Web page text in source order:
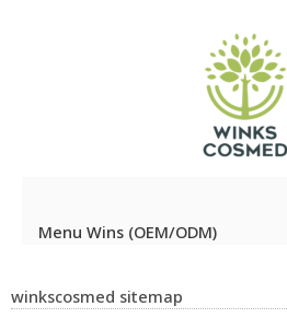
Menu Wins (OEM/ODM)
winkscosmed sitemap